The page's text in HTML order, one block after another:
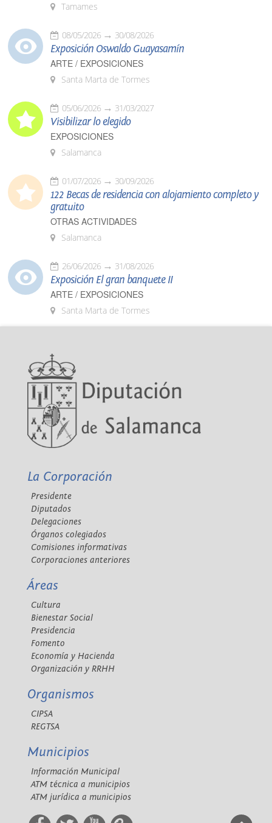
Tamames
08/05/2026 30/08/2026
Exposición Oswaldo Guayasamín
ARTE / EXPOSICIONES
Santa Marta de Tormes
05/06/2026 31/03/2027
Visibilizar lo elegido
EXPOSICIONES
Salamanca
01/07/2026 30/09/2026
122 Becas de residencia con alojamiento completo y
gratuito
OTRAS ACTIVIDADES
Salamanca
26/06/2026 31/08/2026
Exposición El gran banquete II
ARTE / EXPOSICIONES
Santa Marta de Tormes
La Corporación
Presidente
Diputados
Delegaciones
Órganos colegiados
Comisiones informativas
Corporaciones anteriores
Áreas
Cultura
Bienestar Social
Presidencia
Fomento
Economía y Hacienda
Organización y RRHH
Organismos
CIPSA
REGTSA
Municipios
Información Municipal
ATM técnica a municipios
ATM jurídica a municipios